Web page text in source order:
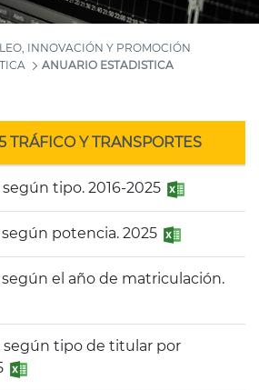
INNOVACIÓN Y PROMOCIÓN
ANUARIO ESTADISTICA
TRÁFICO Y TRANSPORTES
según tipo. 2016-2025
potencia. 2025
según el año de matriculación.
según tipo de titular por